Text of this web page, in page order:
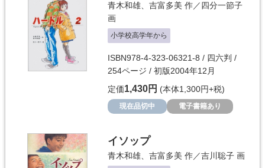
青木和雄 吉富多美 作／四分一節子
画
小学校高学年から
ISBN978-4-323-06321-8 / 四六判 /
254ページ / 初版2004年12月
定価1,430円 (本体1,300円+税)
現在品切中 電子書籍あり
イソップ
青木和雄 吉富多美 作／吉川聡子 画